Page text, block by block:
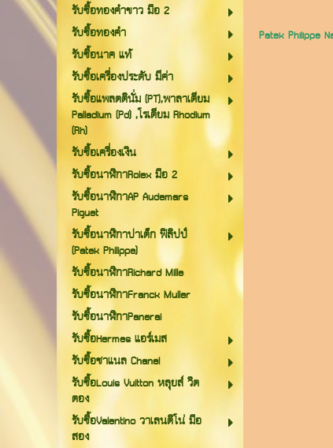
รับซื้อทองคำขาว มือ 2
รับซื้อทองคำ
รับซื้อนาค แท้
รับซื้อเครื่องประดับ มีค่า
รับซื้อแพลตตินั่ม (PT),พาลาเดียม
Palladium (Pd) ,โรเดียม Rhodium
(Rh)
รับซื้อเครื่องเงิน
รับซื้อนาฬิกาRolex มือ 2
รับซื้อนาฬิกาAP Audemars
Piguet
รับซื้อนาฬิกาปาเต็ก ฟิลิปป์
(Patek Philippe)
รับซื้อนาฬิกาRichard Mille
รับซื้อนาฬิกาFranck Muller
รับซื้อนาฬิกาPanerai
รับซื้อHermes แอร์เมส
รับซื้อชาแนล Chanel
รับซื้อLouis Vuitton หลุยส์ วิต
ตอง
รับซื้อValentino วาเลนติโน่ มือ
สอง
Patek Philippe